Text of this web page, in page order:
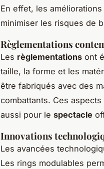
En effet, les
minimiser les risques de
Règlementations
Les règlementations ont
taille, la forme et les
être fabriqués avec des
combattants. Ces
aussi pour le spectacle
Innovations
Les avancées
Les rings modulables